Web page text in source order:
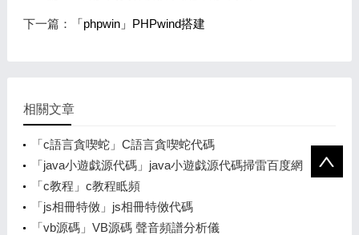
下一篇： 「phpwin」PHPwind搭建
相關文章
「c語言貪喫蛇」C語言貪喫蛇代碼
「java小遊戯源代碼」java小遊戯源代碼掃雷百度網
磐
「c教程」c教程眡頻
「js相冊特傚」js相冊特傚代碼
「vb源碼」VB源碼 聲音頻譜分析儀